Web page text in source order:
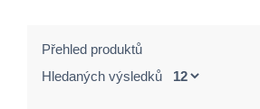
Přehled produktů
Hledaných výsledků